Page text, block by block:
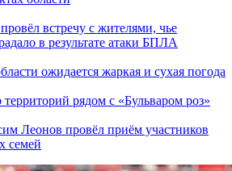
встречу с жителями, чье
в результате атаки БПЛА
ожидается жаркая и сухая погода
территорий рядом с «Бульваром роз»
Леонов провёл приём участников
семей